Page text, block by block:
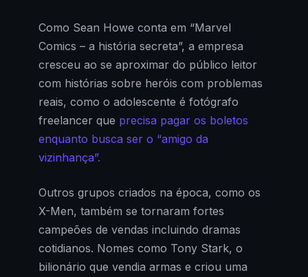
Como Sean Howe conta em “Marvel
Comics – a história secreta”, a empresa
cresceu ao se aproximar do público leitor
com histórias sobre heróis com problemas
reais, como o adolescente é fotógrafo
freelancer que precisa pagar os boletos
enquanto busca ser o “amigo da
vizinhança”.
Outros grupos criados na época, como os
X-Men, também se tornaram fortes
campeões de vendas incluindo dramas
cotidianos. Nomes como Tony Stark, o
bilionário que vendia armas e criou uma